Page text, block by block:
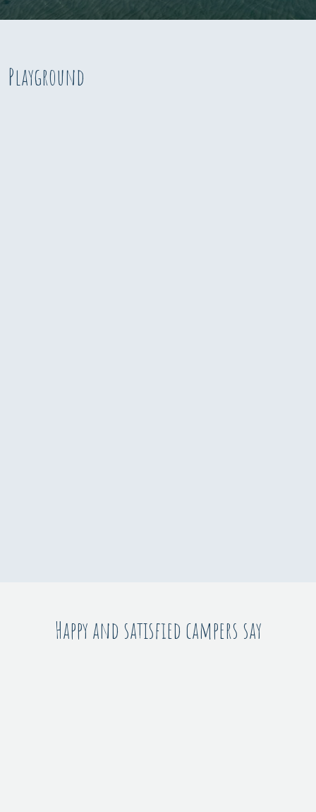
Playground​
Happy and satisfied campers say